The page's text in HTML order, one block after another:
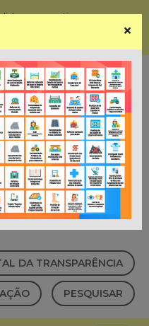
preventivas
DA TRANSPARÊNCIA
PESQUISAR
×